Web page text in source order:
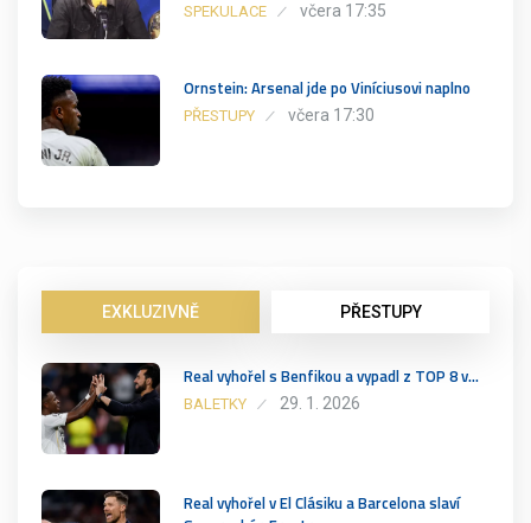
SPEKULACE včera 17:35
Ornstein: Arsenal jde po Viníciusovi naplno
PŘESTUPY včera 17:30
EXKLUZIVNĚ PŘESTUPY
Real vyhořel s Benfikou a vypadl z TOP 8 v…
BALETKY 29. 1. 2026
Real vyhořel v El Clásiku a Barcelona slaví